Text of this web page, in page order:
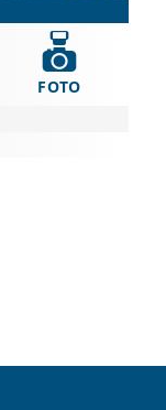
FOTO